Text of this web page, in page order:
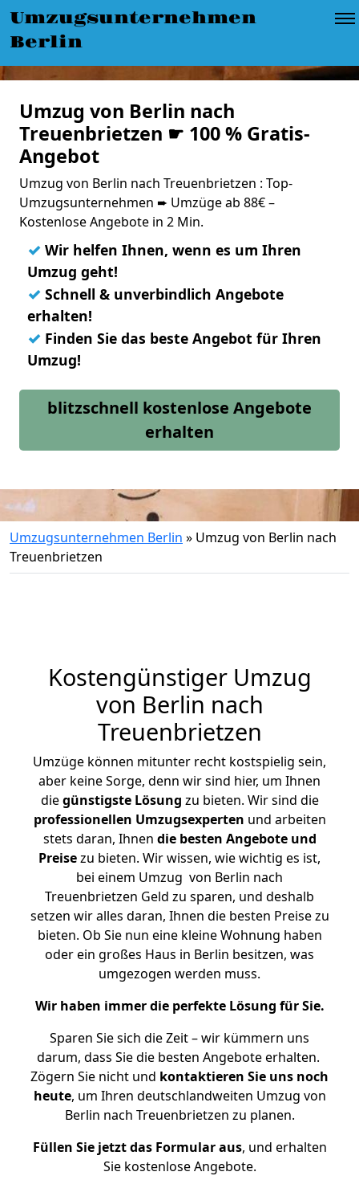
Umzugsunternehmen
Berlin
Umzug von Berlin nach
Treuenbrietzen ☛ 100 % Gratis-
Angebot
Umzug von Berlin nach Treuenbrietzen : Top-
Umzugsunternehmen ➨ Umzüge ab 88€ –
Kostenlose Angebote in 2 Min.
✓ Wir helfen Ihnen, wenn es um Ihren
Umzug geht!
✓ Schnell & unverbindlich Angebote
erhalten!
✓ Finden Sie das beste Angebot für Ihren
Umzug!
blitzschnell kostenlose Angebote
erhalten
Umzugsunternehmen Berlin » Umzug von Berlin nach
Treuenbrietzen
Kostengünstiger Umzug
von Berlin nach
Treuenbrietzen
Umzüge können mitunter recht kostspielig sein,
aber keine Sorge, denn wir sind hier, um Ihnen
diegünstigste Lösung zu bieten. Wir sind die
professionellen Umzugsexperten und arbeiten
stets daran, Ihnen die besten Angebote und
Preisezu bieten. Wir wissen, wie wichtig es ist,
bei einem Umzug von Berlin nach
Treuenbrietzen Geld zu sparen, und deshalb
setzen wir alles daran, Ihnen die besten Preise zu
bieten. Ob Sie nun eine kleine Wohnung haben
oder ein großes Haus in Berlin besitzen, was
umgezogen werden muss.
Wir haben immer die perfekte Lösung für Sie.
Sparen Sie sich die Zeit – wir kümmern uns
darum, dass Sie die besten Angebote erhalten.
Zögern Sie nicht und kontaktieren Sie uns noch
heute, um Ihren deutschlandweiten Umzug von
Berlin nach Treuenbrietzen zu planen.
Füllen Sie jetzt das Formular aus, und erhalten
Sie kostenlose Angebote.